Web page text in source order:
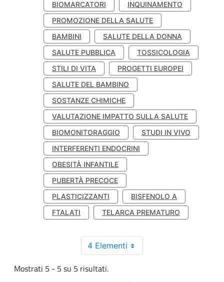
BIOMARCATORI
INQUINAMENTO
PROMOZIONE DELLA SALUTE
BAMBINI
SALUTE DELLA DONNA
SALUTE PUBBLICA
TOSSICOLOGIA
STILI DI VITA
PROGETTI EUROPEI
SALUTE DEL BAMBINO
SOSTANZE CHIMICHE
VALUTAZIONE IMPATTO SULLA SALUTE
BIOMONITORAGGIO
STUDI IN VIVO
INTERFERENTI ENDOCRINI
OBESITÀ INFANTILE
PUBERTÀ PRECOCE
PLASTICIZZANTI
BISFENOLO A
FTALATI
TELARCA PREMATURO
4 Elementi
Mostrati 5 - 5 su 5 risultati.